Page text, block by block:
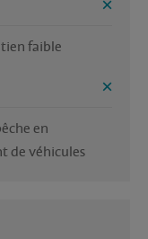
faible
en
de véhicules